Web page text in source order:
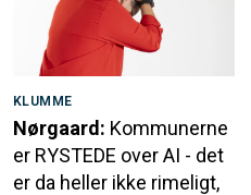
KLUMME
Nørgaard: Kommunerne
er RYSTEDE over AI - det
er da heller ikke rimeligt,